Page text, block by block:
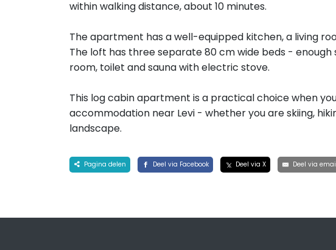
within walking distance, about 10 minutes.
The apartment has a well-equipped kitchen, a living
The loft has three separate 80 cm wide beds -
room, toilet and sauna with electric stove.
This log cabin apartment is a practical choice when
accommodation near Levi - whether you are skiing,
landscape.
Pagina delen Deel via Facebook Deel via X Deel via